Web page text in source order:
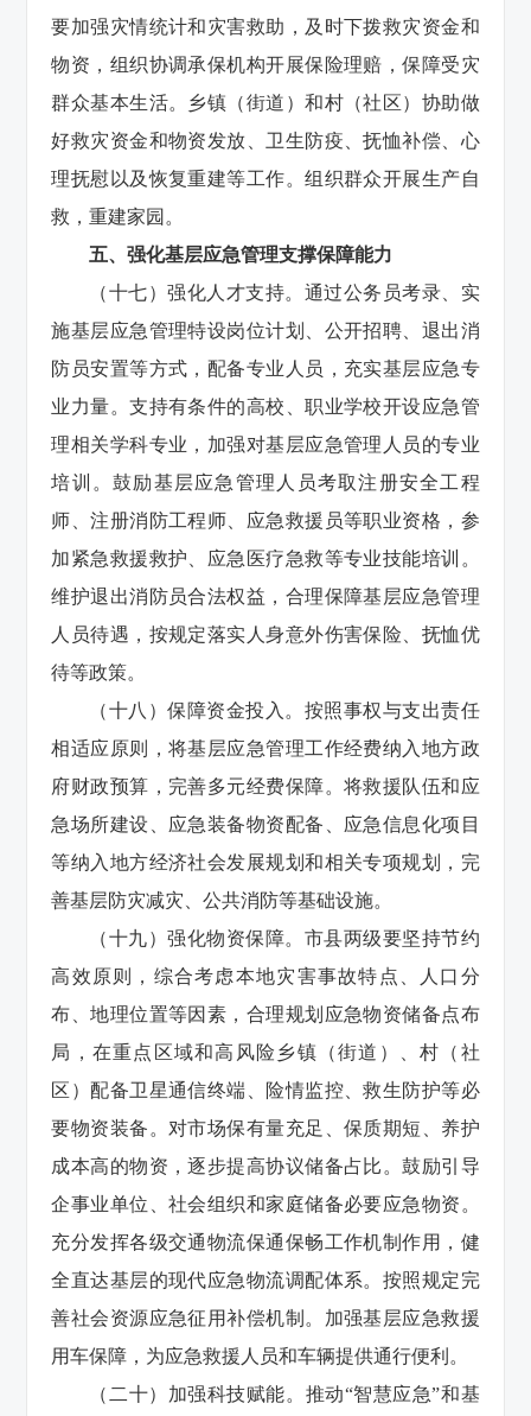
要加强灾情统计和灾害救助，及时下拨救灾资金和
物资，组织协调承保机构开展保险理赔，保障受灾
群众基本生活。乡镇（街道）和村（社区）协助做
好救灾资金和物资发放、卫生防疫、抚恤补偿、心
理抚慰以及恢复重建等工作。组织群众开展生产自
救，重建家园。
五、强化基层应急管理支撑保障能力
（十七）强化人才支持。通过公务员考录、实
施基层应急管理特设岗位计划、公开招聘、退出消
防员安置等方式，配备专业人员，充实基层应急专
业力量。支持有条件的高校、职业学校开设应急管
理相关学科专业，加强对基层应急管理人员的专业
培训。鼓励基层应急管理人员考取注册安全工程
师、注册消防工程师、应急救援员等职业资格，参
加紧急救援救护、应急医疗急救等专业技能培训。
维护退出消防员合法权益，合理保障基层应急管理
人员待遇，按规定落实人身意外伤害保险、抚恤优
待等政策。
（十八）保障资金投入。按照事权与支出责任
相适应原则，将基层应急管理工作经费纳入地方政
府财政预算，完善多元经费保障。将救援队伍和应
急场所建设、应急装备物资配备、应急信息化项目
等纳入地方经济社会发展规划和相关专项规划，完
善基层防灾减灾、公共消防等基础设施。
（十九）强化物资保障。市县两级要坚持节约
高效原则，综合考虑本地灾害事故特点、人口分
布、地理位置等因素，合理规划应急物资储备点布
局，在重点区域和高风险乡镇（街道）、村（社
区）配备卫星通信终端、险情监控、救生防护等必
要物资装备。对市场保有量充足、保质期短、养护
成本高的物资，逐步提高协议储备占比。鼓励引导
企事业单位、社会组织和家庭储备必要应急物资。
充分发挥各级交通物流保通保畅工作机制作用，健
全直达基层的现代应急物流调配体系。按照规定完
善社会资源应急征用补偿机制。加强基层应急救援
用车保障，为应急救援人员和车辆提供通行便利。
（二十）加强科技赋能。推动“智慧应急”和基